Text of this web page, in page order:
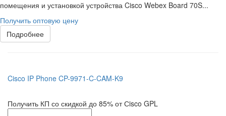
помещения и установкой устройства Cisco Webex Board 70S...
Получить оптовую цену
Подробнее
Cisco IP Phone CP-9971-C-CAM-K9
Получить КП со скидкой до 85% от Сisco GPL